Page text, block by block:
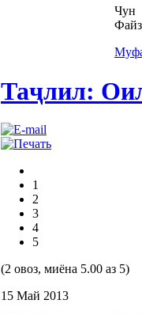
Чун
Таҷлил:
1
2
3
4
5
(2 овоз, миёна 5.00 аз 5)
15 Май 2013